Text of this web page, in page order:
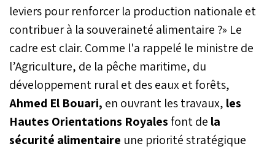
leviers pour renforcer la production nationale et
contribuer à la souveraineté alimentaire ?» Le
cadre est clair. Comme l'a rappelé le ministre de
l’Agriculture, de la pêche maritime, du
développement rural et des eaux et forêts,
Ahmed El Bouari, en ouvrant les travaux, les
Hautes Orientations Royalesfont de la
sécurité alimentaire une priorité stratégique